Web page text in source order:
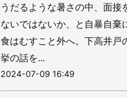
うだるような暑さの中、面
ないではないか、と自暴自棄
食はむすこと外へ。下高井戸
挙の話を...
2024-07-09 16:49